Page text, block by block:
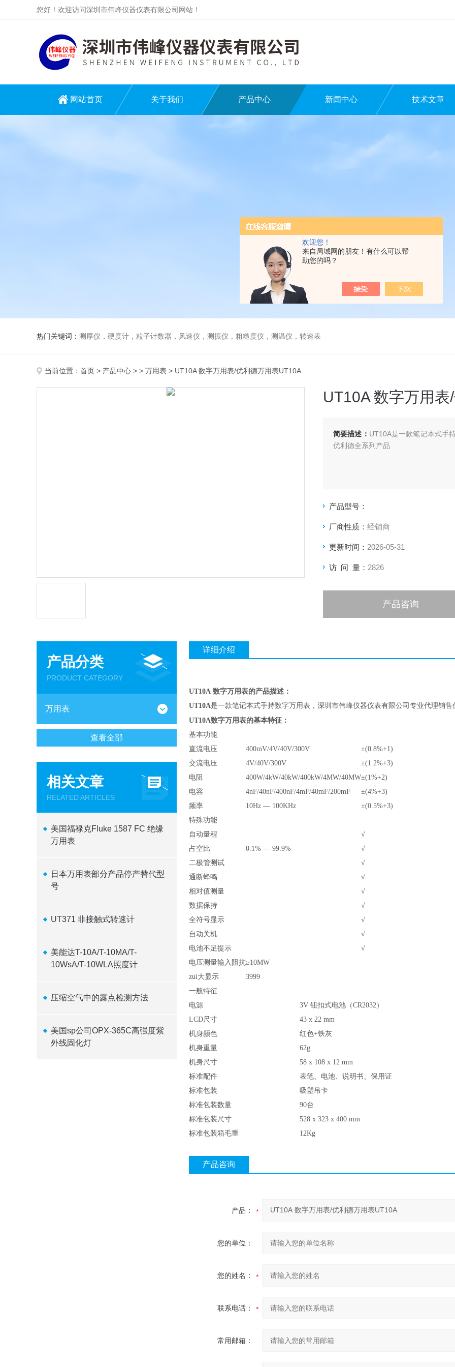
欢迎您！
来自局域网的朋友！有什么可以帮
助您的吗？
您好！欢迎访问深圳市伟峰仪器仪表有限公司网站！
网站首页 关于我们 产品中心 新闻中心 技术文章
热门关键词： 测厚仪，硬度计，粒子计数器，风速仪，测振仪，粗糙度仪，测温仪，转速表
当前位置： 首页 > 产品中心 > > 万用表 > UT10A 数字万用表/优利德万用表UT10A
UT10A 数字万用
简要描述： UT10A是一款笔记本式手
优利德全系列产品
产品型号：
厂商性质： 经销商
更新时间： 2026-05-31
访 问 量： 2826
产品咨询
产品分类
PRODUCT CATEGORY
万用表
查看全部
相关文章
RELATED ARTICLES
美国福禄克Fluke 1587 FC 绝缘
万用表
日本万用表部分产品停产替代型
号
UT371 非接触式转速计
美能达T-10A/T-10MA/T-
10WsA/T-10WLA照度计
压缩空气中的露点检测方法
美国sp公司OPX-365C高强度紫
外线固化灯
详细介绍
UT10A 数字万用表的产品描述：
UT10A是一款笔记本式手持数字万用表，深圳市伟峰仪器仪表有限公司专业代理销售
UT10A数字万用表的基本特征：
基本功能
直流电压
400mV/4V/40V/300V
±(0.8%+1)
交流电压
4V/40V/300V
±(1.2%+3)
电阻
400W/4kW/40kW/400kW/4MW/40MW±(1%+2)
电容
4nF/40nF/400nF/4mF/40mF/200mF
±(4%+3)
频率
10Hz — 100KHz
±(0.5%+3)
特殊功能
自动量程
√
占空比
0.1% — 99.9%
√
二极管测试
√
通断蜂鸣
√
相对值测量
√
数据保持
√
全符号显示
√
自动关机
√
电池不足提示
√
电压测量输入阻抗≥10MW
zui大显示
3999
一般特征
电源
3V 钮扣式电池（CR2032）
LCD尺寸
43 x 22 mm
机身颜色
红色+铁灰
机身重量
62g
机身尺寸
58 x 108 x 12 mm
标准配件
表笔、电池、说明书、保用证
标准包装
吸塑吊卡
标准包装数量
90台
标准包装尺寸
528 x 323 x 400 mm
标准包装箱毛重
12Kg
产品咨询
产品：
您的单位：
您的姓名：
联系电话：
常用邮箱：